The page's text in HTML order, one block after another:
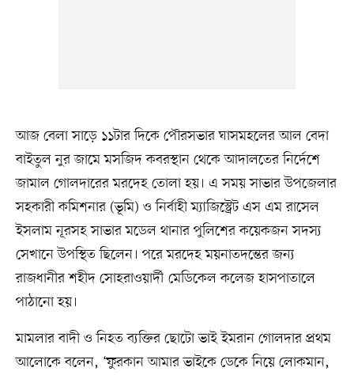
আজ বেলা সাড়ে ১১টার দিকে পৌরসভার ঘাসমহলের আল বেদা
বাইতুল নুর জামে মসজিদ কবরস্থান থেকে আদালতের নির্দেশে
জামাল গোলদারের মরদেহ তোলা হয়। এ সময় সাভার উপজেলার
সহকারী কমিশনার (ভূমি) ও নির্বাহী ম্যাজিস্ট্রেট এস এম রাসেল
ইসলাম নূরসহ সাভার মডেল থানার পুলিশের কয়েকজন সদস্য
সেখানে উপস্থিত ছিলেন। পরে মরদেহ ময়নাতদন্তের জন্য
রাজধানীর শহীদ সোহরাওয়ার্দী মেডিকেল কলেজ হাসপাতালে
পাঠানো হয়।
মামলার বাদী ও নিহত ব্যক্তির ছোটো ভাই ইমরান গোলদার প্রথম
আলোকে বলেন, ‘ফুরকান আমার ভাইকে ডেকে নিয়ে লোকমান,